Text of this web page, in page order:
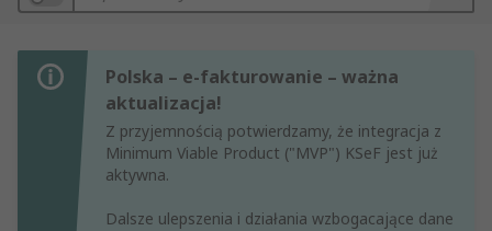
Polska – e-fakturowanie – ważna
aktualizacja!
Z przyjemnością potwierdzamy, że integracja z
Minimum Viable Product ("MVP") KSeF jest już
aktywna.
Dalsze ulepszenia i działania wzbogacające dane